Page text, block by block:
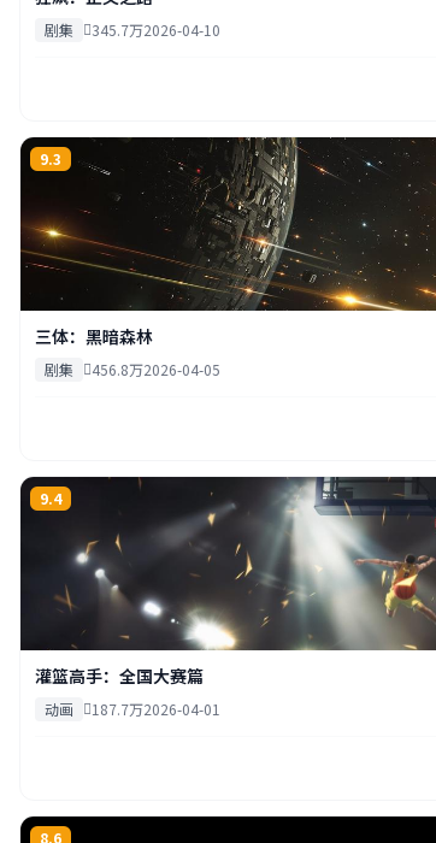
剧集 345.7万2026-04-10
9.3
三体：黑暗森林
剧集 456.8万2026-04-05
9.4
灌篮高手：全国大赛篇
动画 187.7万2026-04-01
8.6